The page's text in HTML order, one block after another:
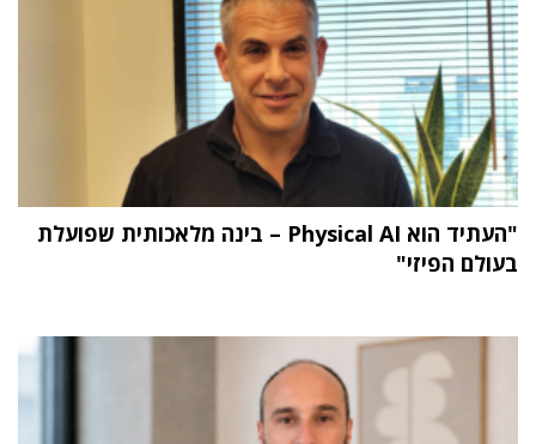
"העתיד הוא Physical AI – בינה מלאכותית שפועלת
בעולם הפיזי"